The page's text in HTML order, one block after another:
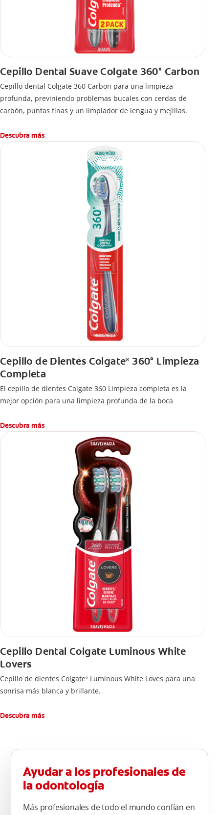
Cepillo Dental Suave Colgate 360° Carbon
Cepillo dental Colgate 360 ​​Carbon para una limpieza
profunda, previniendo problemas bucales con cerdas de
carbón, puntas finas y un limpiador de lengua y mejillas.
Descubra más
Cepillo de Dientes Colgate®360° Limpieza
Completa
El cepillo de dientes Colgate 360 Limpieza completa es la
mejor opción para una limpieza profunda de la boca
Descubra más
Cepillo Dental Colgate Luminous White
Lovers
Cepillo de dientes Colgate® Luminous White Loves para una
sonrisa más blanca y brillante.
Descubra más
Ayudar a los profesionales de
la odontología
Más profesionales de todo el mundo confían en